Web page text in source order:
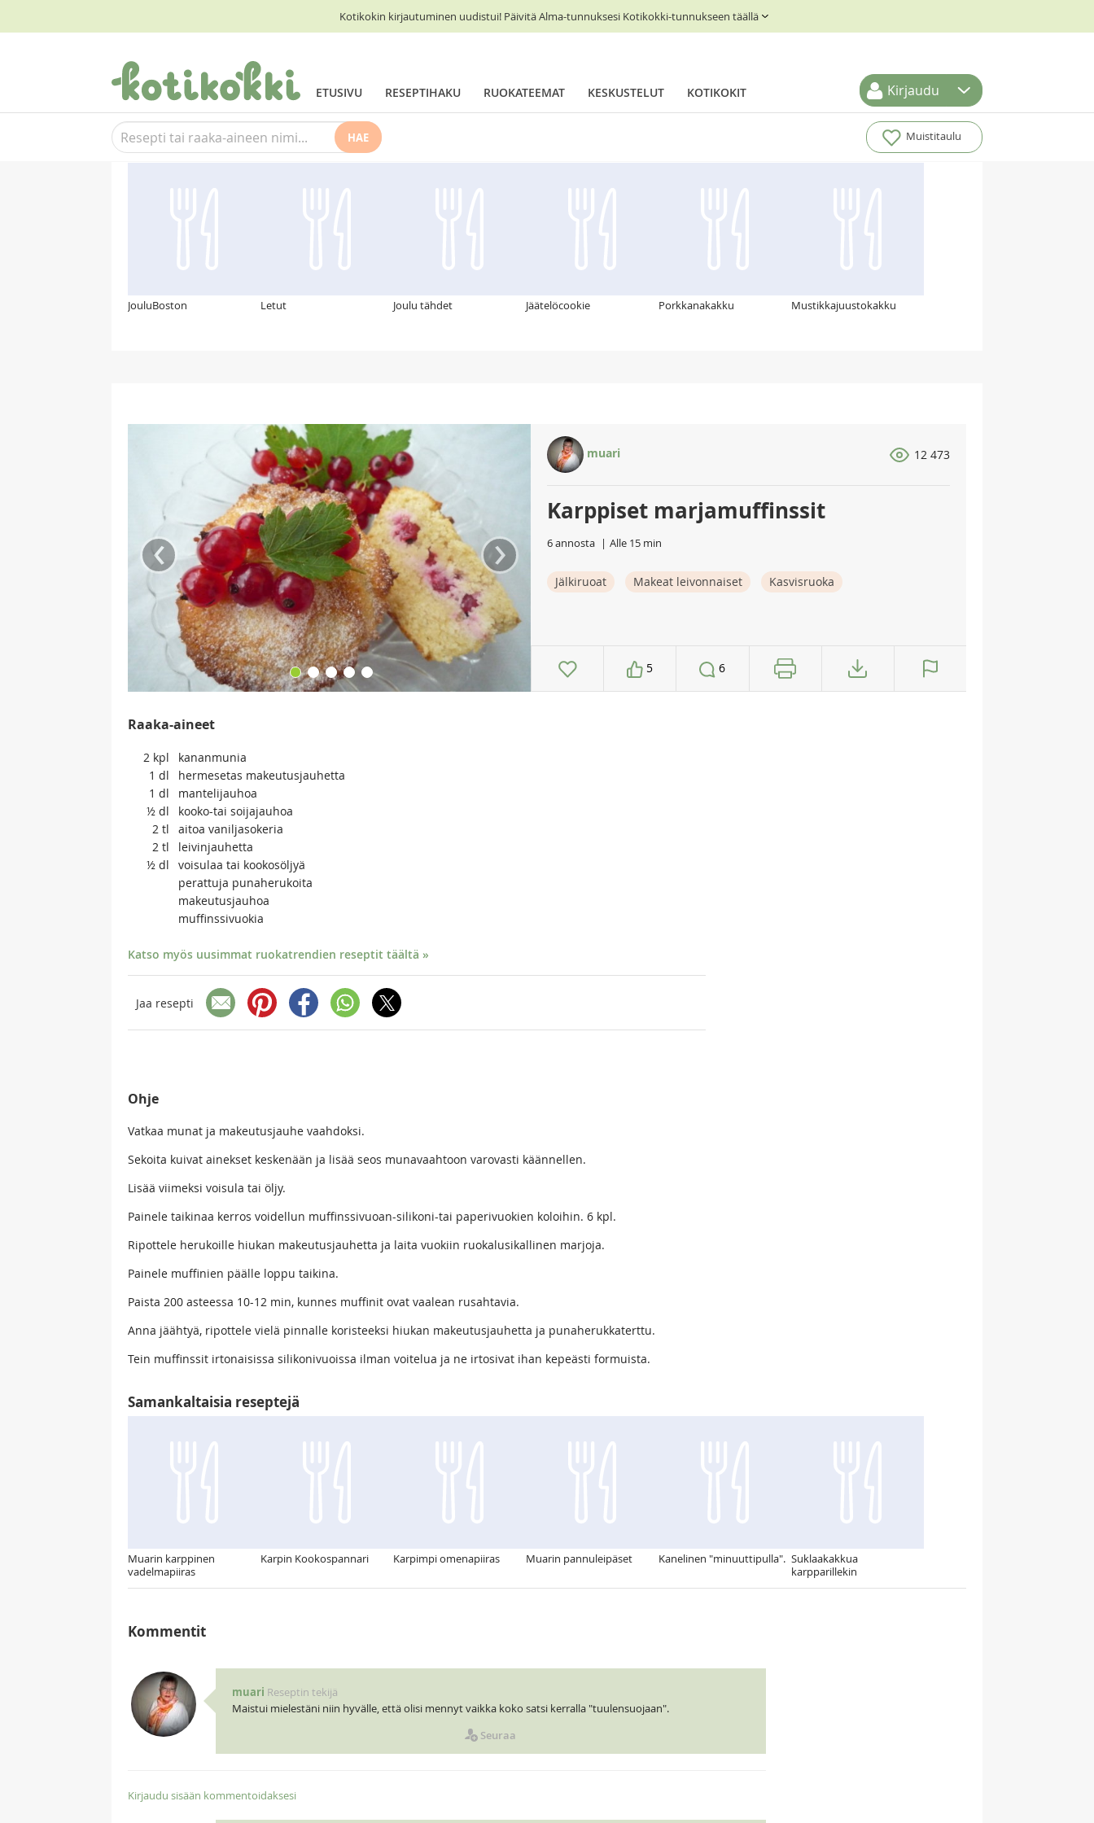
Kotikokin kirjautuminen uudistui! Päivitä Alma-tunnuksesi Kotikokki-tunnukseen täällä
ETUSIVU RESEPTIHAKU RUOKATEEMAT KESKUSTELUT KOTIKOKIT Kirjaudu
HAE Muistitaulu
Suosittelemme myös
JouluBoston Letut Joulu tähdet Jäätelöcookie Porkkanakakku Mustikkajuustokakku
‹ ›
muari 12 473
Karppiset marjamuffinssit
6 annosta Alle 15 min
Jälkiruoat Makeat leivonnaiset Kasvisruoka
5 6
Raaka-aineet
2 kpl
kananmunia
1 dl
hermesetas makeutusjauhetta
1 dl
mantelijauhoa
½ dl
kooko-tai soijajauhoa
2 tl
aitoa vaniljasokeria
2 tl
leivinjauhetta
½ dl
voisulaa tai kookosöljyä
perattuja punaherukoita
makeutusjauhoa
muffinssivuokia
Katso myös uusimmat ruokatrendien reseptit täältä »
Jaa resepti
Ohje
Vatkaa munat ja makeutusjauhe vaahdoksi.
Sekoita kuivat ainekset keskenään ja lisää seos munavaahtoon varovasti käännellen.
Lisää viimeksi voisula tai öljy.
Painele taikinaa kerros voidellun muffinssivuoan-silikoni-tai paperivuokien koloihin. 6 kpl.
Ripottele herukoille hiukan makeutusjauhetta ja laita vuokiin ruokalusikallinen marjoja.
Painele muffinien päälle loppu taikina.
Paista 200 asteessa 10-12 min, kunnes muffinit ovat vaalean rusahtavia.
Anna jäähtyä, ripottele vielä pinnalle koristeeksi hiukan makeutusjauhetta ja punaherukkaterttu.
Tein muffinssit irtonaisissa silikonivuoissa ilman voitelua ja ne irtosivat ihan kepeästi formuista.
Samankaltaisia reseptejä
Muarin karppinen
vadelmapiiras
Karpin Kookospannari Karpimpi omenapiiras Muarin pannuleipäset Kanelinen "minuuttipulla". Suklaakakkua
karpparillekin
Kommentit
muari Reseptin tekijä
Maistui mielestäni niin hyvälle, että olisi mennyt vaikka koko satsi kerralla "tuulensuojaan".
Seuraa
Kirjaudu sisään kommentoidaksesi